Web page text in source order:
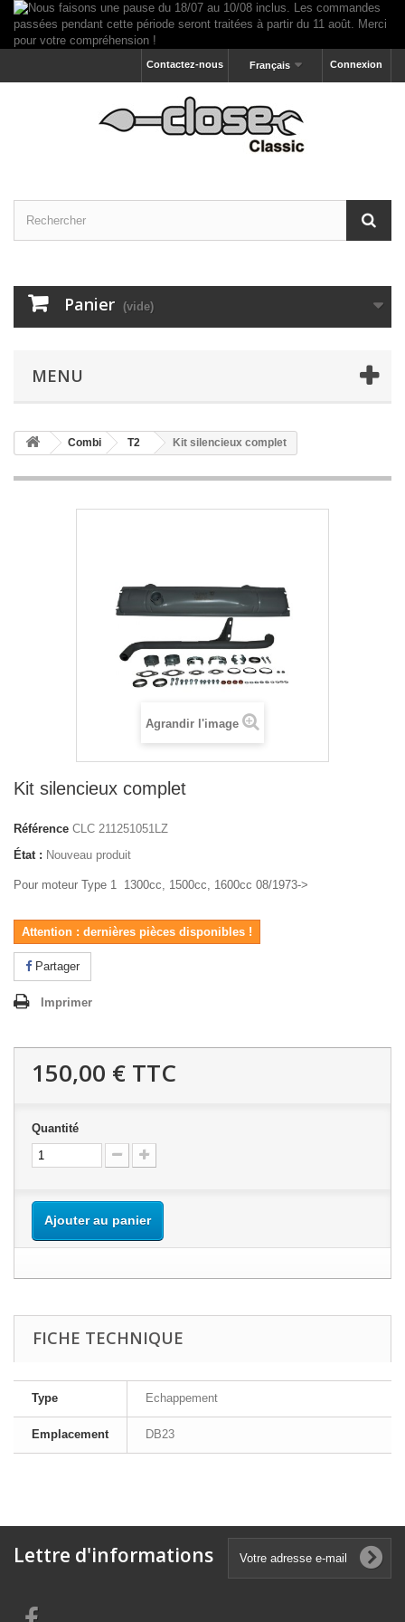
Connexion
Français
Contactez-nous
Panier (vide)
MENU
Combi T2 Kit silencieux complet
Agrandir l'image
Kit silencieux complet
Référence CLC 211251051LZ
État : Nouveau produit
Pour moteur Type 1 1300cc, 1500cc, 1600cc 08/1973->
Attention : dernières pièces disponibles !
Partager
Imprimer
150,00 € TTC
Quantité
Ajouter au panier
FICHE TECHNIQUE
Type Echappement
Emplacement DB23
Lettre d'informations